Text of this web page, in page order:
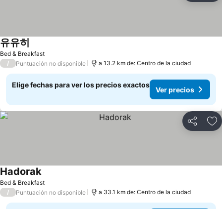
Bed & Breakfast
유유히
/ Puntuación no disponible a 13.2 km de: Centro de la ciudad
Elige fechas para ver los precios exactos
Ver precios
Compartir
Bed & Breakfast
Hadorak
/ Puntuación no disponible a 33.1 km de: Centro de la ciudad